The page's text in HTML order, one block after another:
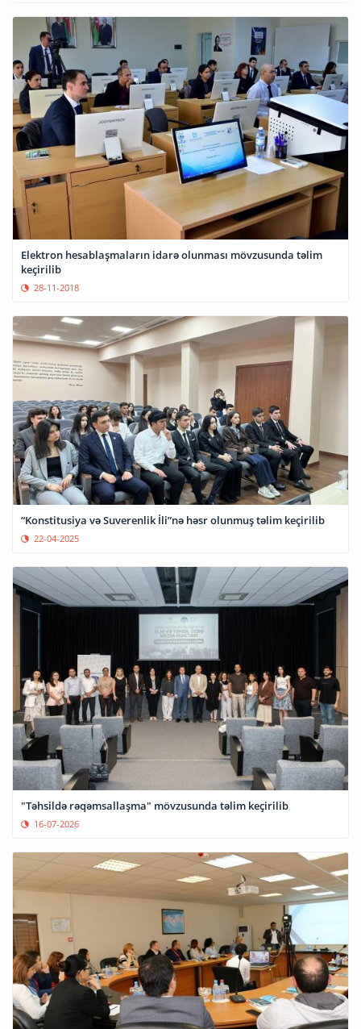
Elektron hesablaşmaların idarə olunması mövzusunda təlim
keçirilib
28-11-2018
“Konstitusiya və Suverenlik İli”nə həsr olunmuş təlim keçirilib
22-04-2025
"Təhsildə rəqəmsallaşma" mövzusunda təlim keçirilib
16-07-2026